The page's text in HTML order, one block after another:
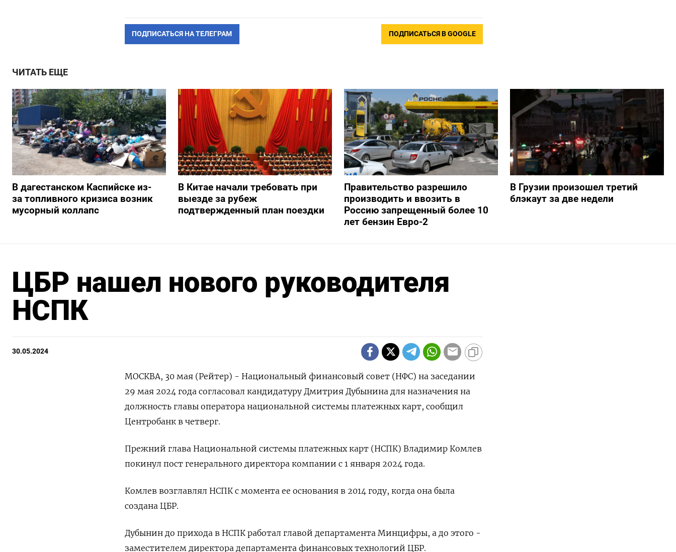
ПОДПИСАТЬСЯ НА ТЕЛЕГРАМ ПОДПИСАТЬСЯ В GOOGLE
ЧИТАТЬ ЕЩЕ
В дагестанском Каспийске из-
за топливного кризиса возник
мусорный коллапс
В Китае начали требовать при
выезде за рубеж
подтвержденный план поездки
Правительство разрешило
производить и ввозить в
Россию запрещенный более 10
лет бензин Евро-2
В Грузии произошел третий
блэкаут за две недели
ЦБР нашел нового руководителя
НСПК
30.05.2024
МОСКВА, 30 мая (Рейтер) - Национальный финансовый совет (НФС) на заседании
29 мая 2024 года согласовал кандидатуру Дмитрия Дубынина для назначения на
должность главы оператора национальной системы платежных карт, сообщил
Центробанк в четверг.
Прежний глава Национальной системы платежных карт (НСПК) Владимир Комлев
покинул пост генерального директора компании с 1 января 2024 года.
Комлев возглавлял НСПК с момента ее основания в 2014 году, когда она была
создана ЦБР.
Дубынин до прихода в НСПК работал главой департамента Минцифры, а до этого -
заместителем директора департамента финансовых технологий ЦБР.